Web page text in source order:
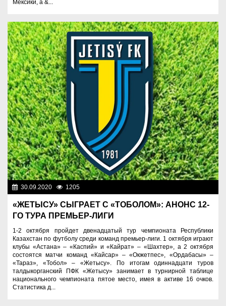
Мексики, а &...
30.09.2020 1205
«ЖЕТЫСУ» СЫГРАЕТ С «ТОБОЛОМ»: АНОНС 12-
ГО ТУРА ПРЕМЬЕР-ЛИГИ
1-2 октября пройдет двенадцатый тур чемпионата Республики
Казахстан по футболу среди команд премьер-лиги. 1 октября играют
клубы «Астана» – «Каспий» и «Кайрат» – «Шахтер», а 2 октября
состоятся матчи команд «Кайсар» – «Окжетпес», «Ордабасы» –
«Тараз», «Тобол» – «Жетысу». По итогам одиннадцати туров
талдыкорганский ПФК «Жетысу» занимает в турнирной таблице
национального чемпионата пятое место, имея в активе 16 очков.
Статистика д...